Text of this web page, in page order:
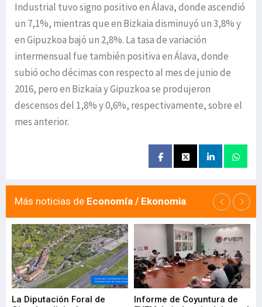
Industrial tuvo signo positivo en Álava, donde ascendió
un 7,1%, mientras que en Bizkaia disminuyó un 3,8% y
en Gipuzkoa bajó un 2,8%. La tasa de variación
intermensual fue también positiva en Álava, donde
subió ocho décimas con respecto al mes de junio de
2016, pero en Bizkaia y Gipuzkoa se produjeron
descensos del 1,8% y 0,6%, respectivamente, sobre el
mes anterior.
Más noticias de Economía / Ekonomia
La Diputación Foral de
Informe de Coyuntura de